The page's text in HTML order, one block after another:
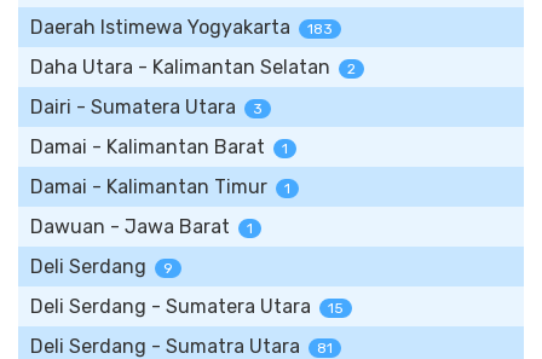
Daerah Istimewa Yogyakarta 183
Daha Utara - Kalimantan Selatan 2
Dairi - Sumatera Utara 3
Damai - Kalimantan Barat 1
Damai - Kalimantan Timur 1
Dawuan - Jawa Barat 1
Deli Serdang 9
Deli Serdang - Sumatera Utara 15
Deli Serdang - Sumatra Utara 81